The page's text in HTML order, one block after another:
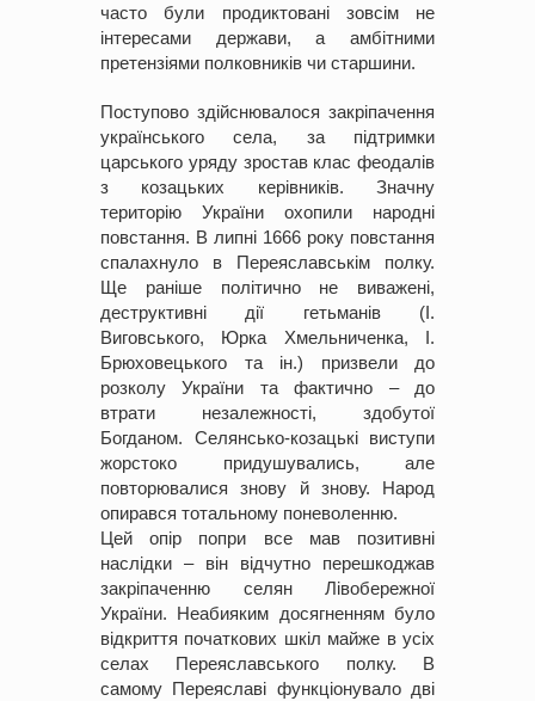
часто були продиктовані зовсім не
інтересами держави, а амбітними
претензіями полковників чи старшини.
Поступово здійснювалося закріпачення
українського села, за підтримки
царського уряду зростав клас феодалів
з козацьких керівників. Значну
територію України охопили народні
повстання. В липні 1666 року повстання
спалахнуло в Переяславськім полку.
Ще раніше політично не виважені,
деструктивні дії гетьманів (І.
Виговського, Юрка Хмельниченка, І.
Брюховецького та ін.) призвели до
розколу України та фактично – до
втрати незалежності, здобутої
Богданом. Селянсько-козацькі виступи
жорстоко придушувались, але
повторювалися знову й знову. Народ
опирався тотальному поневоленню.
Цей опір попри все мав позитивні
наслідки – він відчутно перешкоджав
закріпаченню селян Лівобережної
України. Неабияким досягненням було
відкриття початкових шкіл майже в усіх
селах Переяславського полку. В
самому Переяславі функціонувало дві